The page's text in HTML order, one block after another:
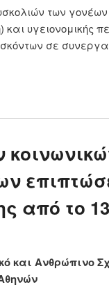
των
και υγειονομικής
σε
από το
Ανθρώπινο